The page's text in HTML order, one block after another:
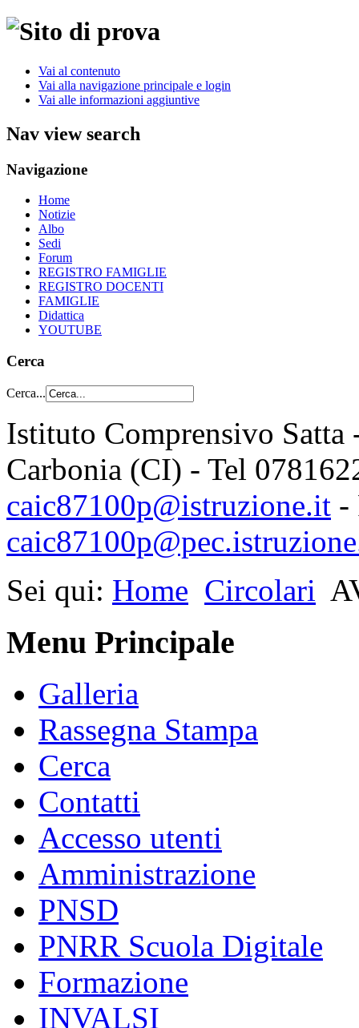
Vai al contenuto
Vai alla navigazione principale e login
Vai alle informazioni aggiuntive
Nav view search
Navigazione
Home
Notizie
Albo
Sedi
Forum
REGISTRO FAMIGLIE
REGISTRO DOCENTI
FAMIGLIE
Didattica
YOUTUBE
Cerca
Cerca...
Istituto Comprensivo
Carbonia (CI) - Tel
caic87100p@istruzione.it -
Sei qui: Home Circolari
Menu Principale
Galleria
Rassegna Stampa
Cerca
Contatti
Accesso utenti
Amministrazione
PNSD
PNRR Scuola Digitale
Formazione
INVALSI